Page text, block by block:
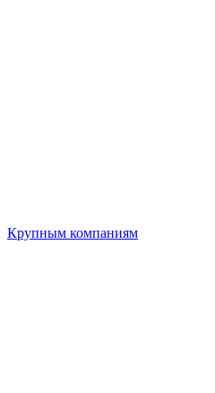
Крупным компаниям